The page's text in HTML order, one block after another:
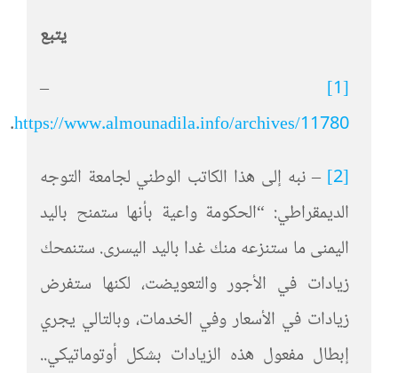
يتبع
[1]
–
https://www.almounadila.info/archives/11780
.
[2]
– نبه إلى هذا الكاتب الوطني لجامعة التوجه
الديمقراطي: “الحكومة واعية بأنها ستمنح باليد
اليمنى ما ستنزعه منك غدا باليد اليسرى. ستنمحك
زيادات في الأجور والتعويضت، لكنها ستفرض
زيادات في الأسعار وفي الخدمات، وبالتالي يجري
إبطال مفعول هذه الزيادات بشكل أوتوماتيكي..